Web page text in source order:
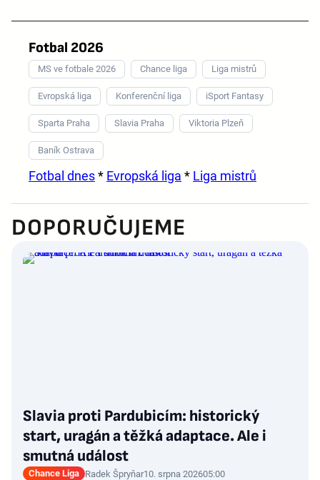
Fotbal 2026
MS ve fotbale 2026 Chance liga Liga mistrů
Evropská liga Konferenční liga iSport Fantasy
Sparta Praha Slavia Praha Viktoria Plzeň
Baník Ostrava
Fotbal dnes* Evropská liga * Liga mistrů
DOPORUČUJEME
Slavia proti Pardubicím: historický
start, uragán a těžká adaptace. Ale i
smutná událost
Chance Liga Radek Špryňar10. srpna 202605:00